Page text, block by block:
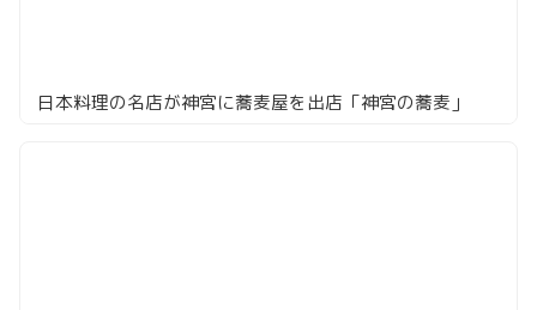
日本料理の名店が神宮に蕎麦屋を出店「神宮の蕎麦」